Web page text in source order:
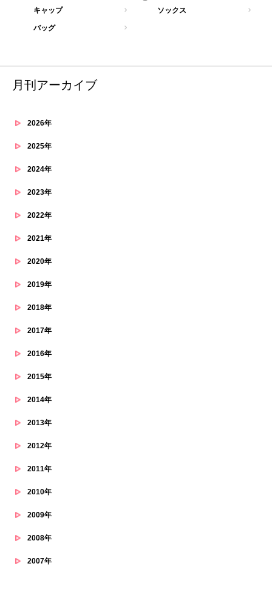
キャップ ソックス
バッグ
月刊アーカイブ
2026年
2025年
2024年
2023年
2022年
2021年
2020年
2019年
2018年
2017年
2016年
2015年
2014年
2013年
2012年
2011年
2010年
2009年
2008年
2007年